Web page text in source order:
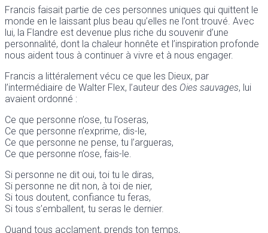
Francis faisait partie de ces personnes uniques qui quittent le
monde en le laissant plus beau qu’elles ne l’ont trouvé. Avec
lui, la Flandre est devenue plus riche du souvenir d’une
personnalité, dont la chaleur honnête et l’inspiration profonde
nous aident tous à continuer à vivre et à nous engager.
Francis a littéralement vécu ce que les Dieux, par
l’intermédiaire de Walter Flex, l’auteur des Oies sauvages, lui
avaient ordonné :
Ce que personne n’ose, tu l’oseras,
Ce que personne n’exprime, dis-le,
Ce que personne ne pense, tu l’argueras,
Ce que personne n’ose, fais-le.
Si personne ne dit oui, toi tu le diras,
Si personne ne dit non, à toi de nier,
Si tous doutent, confiance tu feras,
Si tous s’emballent, tu seras le dernier.
Quand tous acclament, prends ton temps,